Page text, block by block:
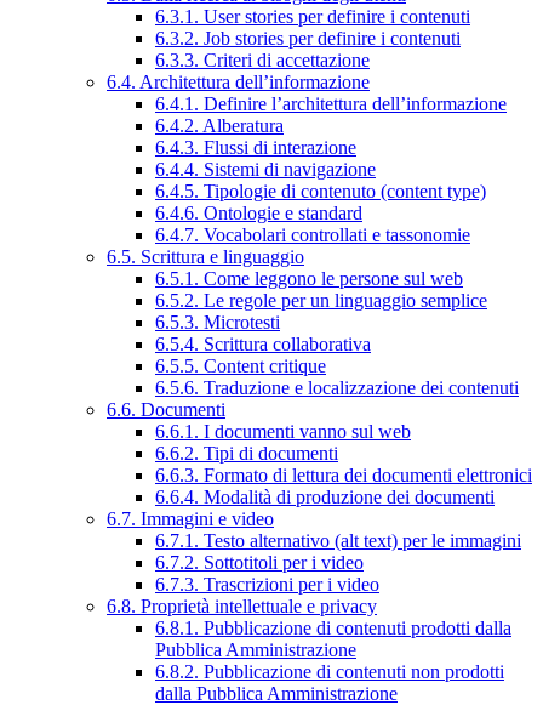
6.3.1. User stories per definire i contenuti
6.3.2. Job stories per definire i contenuti
6.3.3. Criteri di accettazione
6.4. Architettura dell’informazione
6.4.1. Definire l’architettura dell’informazione
6.4.2. Alberatura
6.4.3. Flussi di interazione
6.4.4. Sistemi di navigazione
6.4.5. Tipologie di contenuto (content type)
6.4.6. Ontologie e standard
6.4.7. Vocabolari controllati e tassonomie
6.5. Scrittura e linguaggio
6.5.1. Come leggono le persone sul web
6.5.2. Le regole per un linguaggio semplice
6.5.3. Microtesti
6.5.4. Scrittura collaborativa
6.5.5. Content critique
6.5.6. Traduzione e localizzazione dei contenuti
6.6. Documenti
6.6.1. I documenti vanno sul web
6.6.2. Tipi di documenti
6.6.3. Formato di lettura dei documenti elettronici
6.6.4. Modalità di produzione dei documenti
6.7. Immagini e video
6.7.1. Testo alternativo (alt text) per le immagini
6.7.2. Sottotitoli per i video
6.7.3. Trascrizioni per i video
6.8. Proprietà intellettuale e privacy
6.8.1. Pubblicazione di contenuti prodotti dalla
Pubblica Amministrazione
6.8.2. Pubblicazione di contenuti non prodotti
dalla Pubblica Amministrazione